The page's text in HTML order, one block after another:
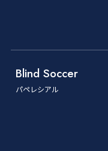
Blind Soccer
パペレシアル